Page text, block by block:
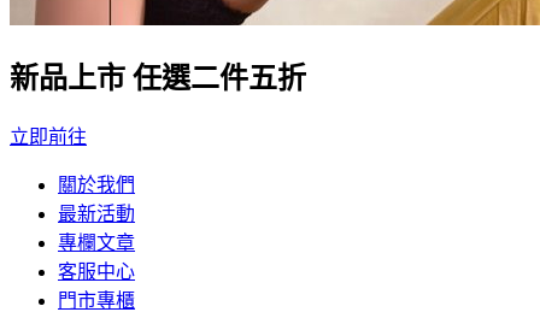
新品上市 任選二件五折
立即前往
關於我們
最新活動
專欄文章
客服中心
門市專櫃